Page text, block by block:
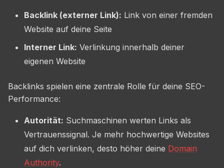
Backlink (externer Link): Link von einer fremden
Website auf deine Seite
Interner Link: Verlinkung innerhalb deiner
eigenen Website
Backlinks spielen eine zentrale Rolle für deine SEO-
Performance:
Autorität: Suchmaschinen werten Links als
Vertrauenssignal. Je mehr hochwertige Websites
auf dich verlinken, desto höher deine Domain
Authority.